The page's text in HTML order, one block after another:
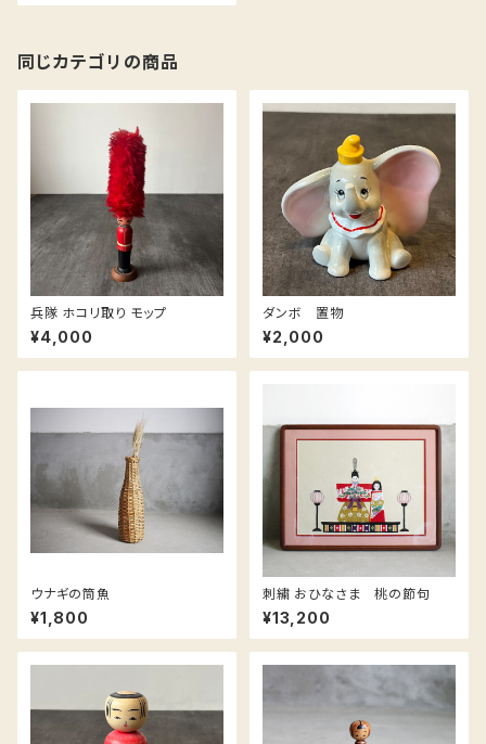
同じカテゴリの商品
兵隊 ホコリ取り モップ
¥4,000
ダンボ 置物
¥2,000
ウナギの筒魚
¥1,800
刺繍 おひなさま 桃の節句
¥13,200